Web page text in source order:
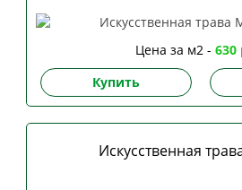
Цена за м2 - 630
Купить
Искусственная